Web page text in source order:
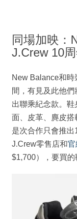
同場加映：
J.Crew 10
New Balance和
間，有見及此他們
出聯乘紀念款。
面、皮革、麂皮搭
是次合作只會推
J.Crew零售店和官
$1,700），要買的